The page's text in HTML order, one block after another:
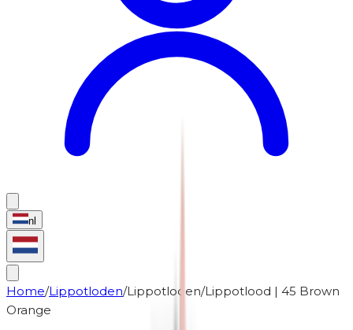
nl
Home/Lippotloden/Lippotloden/Lippotlood | 45 Brown
Orange